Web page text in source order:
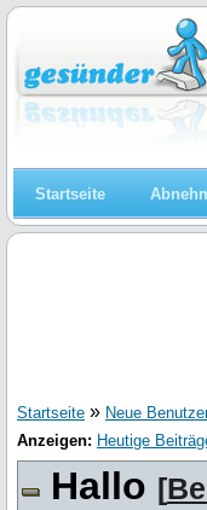
Startseite
Startseite » Neue
Anzeigen: Heutige
Hallo [